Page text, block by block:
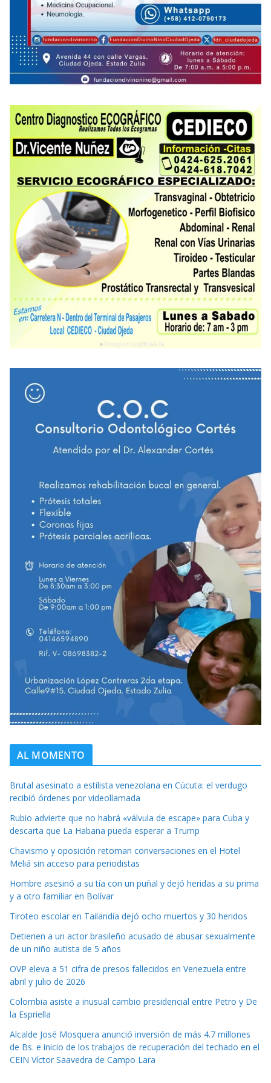
AL MOMENTO
Brutal asesinato a estilista venezolana en Cúcuta: el verdugo
recibió órdenes por videollamada
Rubio advierte que no habrá «válvula de escape» para Cuba y
descarta que La Habana pueda esperar a Trump
Chavismo y oposición retoman conversaciones en el Hotel
Meliá sin acceso para periodistas
Hombre asesinó a su tía con un puñal y dejó heridas a su prima
y a otro familiar en Bolívar
Tiroteo escolar en Tailandia dejó ocho muertos y 30 heridos
Detienen a un actor brasileño acusado de abusar sexualmente
de un niño autista de 5 años
OVP eleva a 51 cifra de presos fallecidos en Venezuela entre
abril y julio de 2026
Colombia asiste a inusual cambio presidencial entre Petro y De
la Espriella
Alcalde José Mosquera anunció inversión de más 4.7 millones
de Bs. e inicio de los trabajos de recuperación del techado en el
CEIN Víctor Saavedra de Campo Lara